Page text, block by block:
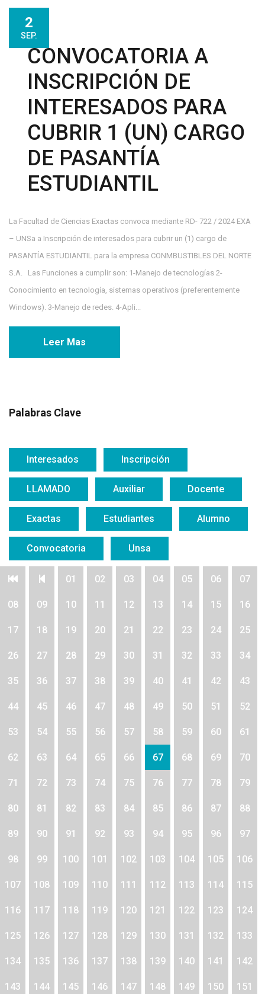
2
SEP.
CONVOCATORIA A
INSCRIPCIÓN DE
INTERESADOS PARA
CUBRIR 1 (UN) CARGO
DE PASANTÍA
ESTUDIANTIL
La Facultad de Ciencias Exactas convoca mediante RD- 722 / 2024 EXA
– UNSa a Inscripción de interesados para cubrir un (1) cargo de
PASANTÍA ESTUDIANTIL para la empresa CONMBUSTIBLES DEL NORTE
S.A. Las Funciones a cumplir son: 1-Manejo de tecnologías 2-
Conocimiento en tecnología, sistemas operativos (preferentemente
Windows). 3-Manejo de redes. 4-Apli...
Leer Mas
Palabras Clave
Interesados Inscripción
LLAMADO Auxiliar Docente
Exactas Estudiantes Alumno
Convocatoria Unsa
01 02 03 04 05 06 07
08 09 10 11 12 13 14 15 16
17 18 19 20 21 22 23 24 25
26 27 28 29 30 31 32 33 34
35 36 37 38 39 40 41 42 43
44 45 46 47 48 49 50 51 52
53 54 55 56 57 58 59 60 61
62 63 64 65 66 67 68 69 70
71 72 73 74 75 76 77 78 79
80 81 82 83 84 85 86 87 88
89 90 91 92 93 94 95 96 97
98 99 100 101 102 103 104 105 106
107 108 109 110 111 112 113 114 115
116 117 118 119 120 121 122 123 124
125 126 127 128 129 130 131 132 133
134 135 136 137 138 139 140 141 142
143 144 145 146 147 148 149 150 151